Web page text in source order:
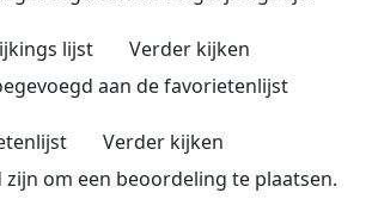
lijst
Verder kijken
aan de favorietenlijst
Verder kijken
om een beoordeling te plaatsen.